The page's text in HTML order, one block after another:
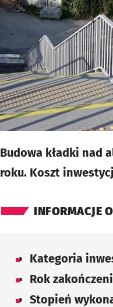
Budowa kładki nad
roku. Koszt
INFORMACJE
Kategoria
Rok
Stopień